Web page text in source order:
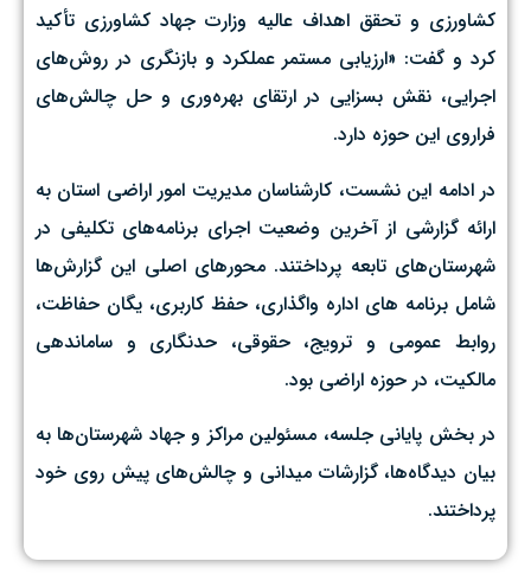
کشاورزی و تحقق اهداف عالیه وزارت جهاد کشاورزی تأکید
کرد و گفت: «ارزیابی مستمر عملکرد و بازنگری در روش‌های
اجرایی، نقش بسزایی در ارتقای بهره‌وری و حل چالش‌های
فراروی این حوزه دارد.
در ادامه این نشست، کارشناسان مدیریت امور اراضی استان به
ارائه گزارشی از آخرین وضعیت اجرای برنامه‌های تکلیفی در
شهرستان‌های تابعه پرداختند. محورهای اصلی این گزارش‌ها
شامل برنامه های اداره واگذاری، حفظ کاربری، یگان حفاظت،
روابط عمومی و ترویج، حقوقی، حدنگاری و ساماندهی
مالکیت، در حوزه اراضی بود.
در بخش پایانی جلسه، مسئولین مراکز و جهاد شهرستان‌ها به
بیان دیدگاه‌ها، گزارشات میدانی و چالش‌های پیش روی خود
پرداختند.